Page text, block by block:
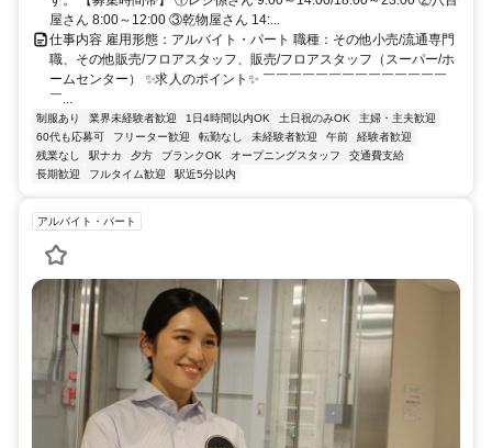
屋さん 8:00～12:00 ③乾物屋さん 14:...
仕事内容 雇用形態：アルバイト・パート 職種：その他小売/流通専門
職、その他販売/フロアスタッフ、販売/フロアスタッフ（スーパー/ホ
ームセンター） ✨求人のポイント✨ ￣￣￣￣￣￣￣￣￣￣￣￣￣￣
￣...
制服あり 業界未経験者歓迎 1日4時間以内OK 土日祝のみOK
主婦・主夫歓迎
60代も応募可
フリーター歓迎 転勤なし 未経験者歓迎 午前
経験者歓迎
残業なし
駅ナカ 夕方 ブランクOK オープニングスタッフ
交通費支給
長期歓迎
フルタイム歓迎 駅近5分以内
アルバイト・パート